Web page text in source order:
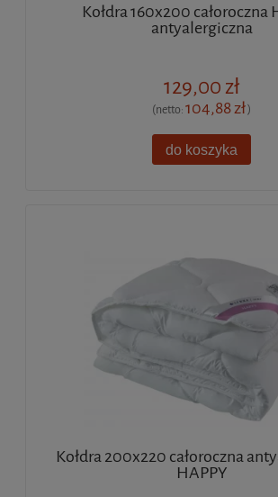
Kołdra 160x200 całoroczna
antyalergiczna
129,00 zł
(netto:104,88 zł)
do koszyka
Kołdra 200x220 całoroczna
HAPPY